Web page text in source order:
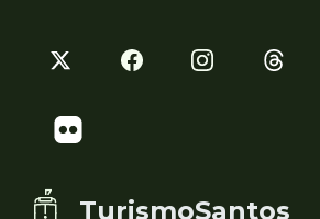
TurismoSantos